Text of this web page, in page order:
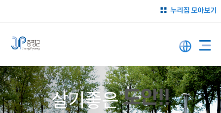
누리집 모아보기
살기좋은도안!!